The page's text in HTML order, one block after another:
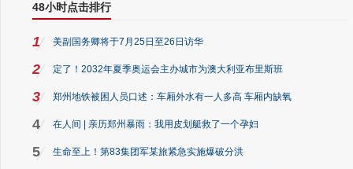
48小时点击排行
1 美副国务卿将于7月25日至26日访华
2 定了！2032年夏季奥运会主办城市为澳大利亚布里斯班
3 郑州地铁被困人员口述：车厢外水有一人多高 车厢内缺氧
4 在人间 | 亲历郑州暴雨：我用皮划艇救了一个孕妇
5 生命至上！第83集团军某旅紧急实施爆破分洪